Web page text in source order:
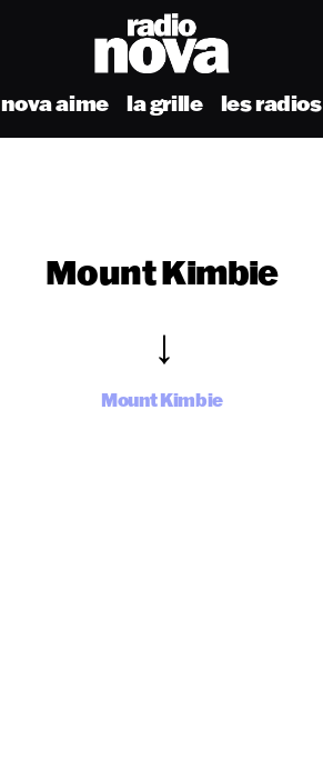
nova aime la grille les radios
Mount Kimbie
Mount Kimbie